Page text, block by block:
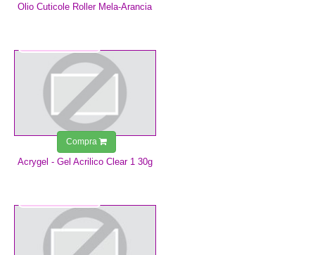
Olio Cuticole Roller Mela-Arancia
Acrygel - Gel Acrilico Clear 1 30g
Compra